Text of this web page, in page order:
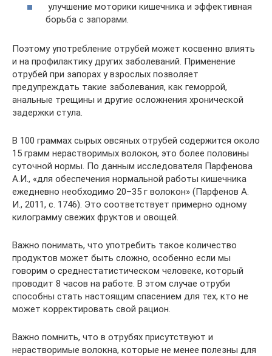
улучшение моторики кишечника и эффективная
борьба с запорами.
Поэтому употребление отрубей может косвенно влиять
и на профилактику других заболеваний. Применение
отрубей при запорах у взрослых позволяет
предупреждать такие заболевания, как геморрой,
анальные трещины и другие осложнения хронической
задержки стула.
В 100 граммах сырых овсяных отрубей содержится около
15 грамм нерастворимых волокон, это более половины
суточной нормы. По данным исследователя Парфенова
А.И., «для обеспечения нормальной работы кишечника
ежедневно необходимо 20–35 г волокон» (Парфенов А.
И., 2011, с. 1746). Это соответствует примерно одному
килограмму свежих фруктов и овощей.
Важно понимать, что употребить такое количество
продуктов может быть сложно, особенно если мы
говорим о среднестатистическом человеке, который
проводит 8 часов на работе. В этом случае отруби
способны стать настоящим спасением для тех, кто не
может корректировать свой рацион.
Важно помнить, что в отрубях присутствуют и
нерастворимые волокна, которые не менее полезны для